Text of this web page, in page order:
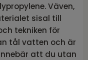
Väven,
sisal till
tekniken för
tål vatten och är
att du utan